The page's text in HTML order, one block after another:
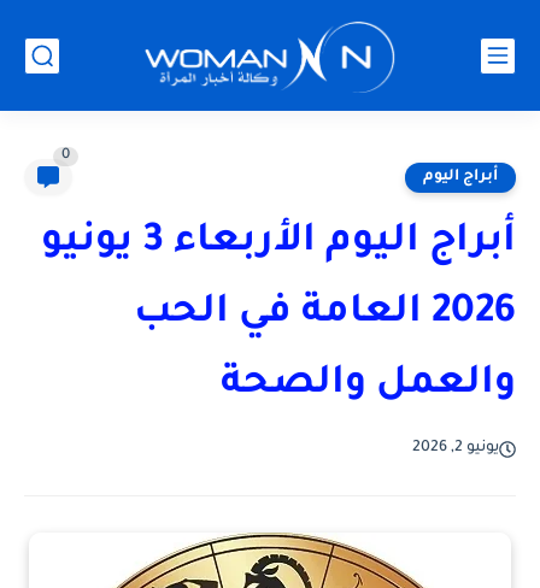
أبراج اليوم
0
أبراج اليوم الأربعاء 3 يونيو
2026 العامة في الحب
والعمل والصحة
يونيو 2, 2026